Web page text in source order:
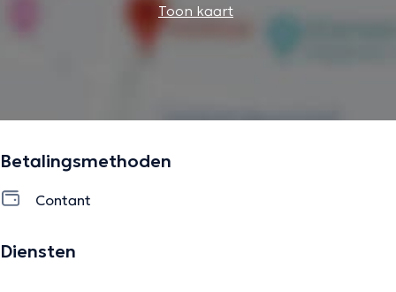
Toon kaart
Betalingsmethoden
Contant
Diensten